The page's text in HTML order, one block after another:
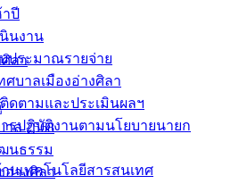
ปี
นงาน
ประมาณรายจ่าย
บาลเมืองอ่างศิลา
ดตามและประเมินผลฯ
รปฏิบัติงานตามนโยบายนายก
นเทคโนโลยีสารสนเทศ
ลา
าล 2568
นธรรม
อ่างศิลา